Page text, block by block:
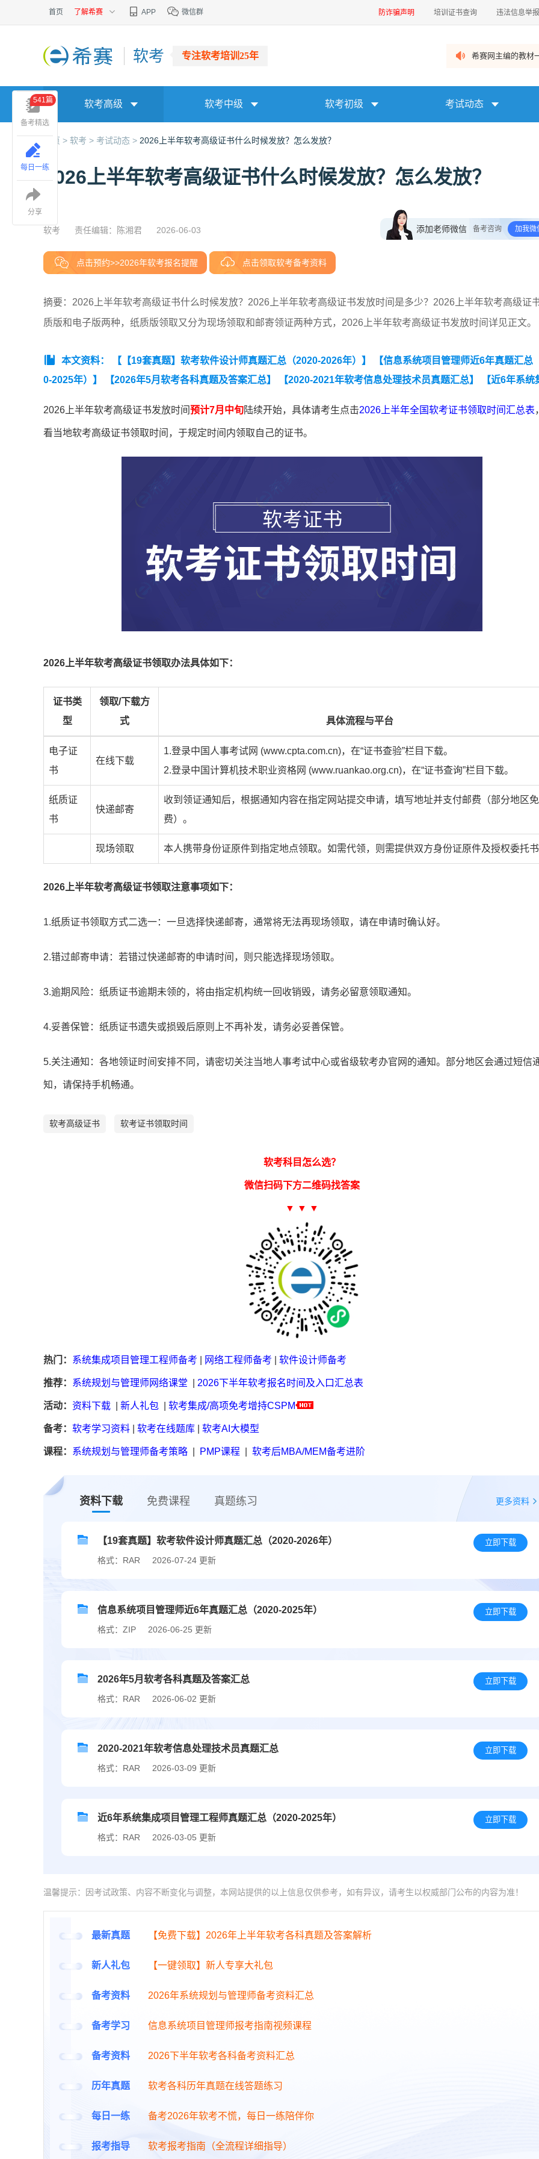
首页 了解希赛 APP 微信群 防诈骗声明 培训证书查询 违法信息举报
软考 专注软考培训25年 希赛网主编的教材
软考高级 软考中级 软考初级 考试动态
首页 > 软考 > 考试动态 > 2026上半年软考高级证书什么时候发放？怎么发放？
2026上半年软考高级证书什么时候发放？怎么发放？
软考 责任编辑：陈湘君 2026-06-03 添加老师微信 备考咨询 加我微
点击预约>>2026年软考报名提醒 点击领取软考备考资料
摘要：2026上半年软考高级证书什么时候发放？2026上半年软考高级证书发放时间是多少？2026上半年软考高级证
质版和电子版两种，纸质版领取又分为现场领取和邮寄领证两种方式，2026上半年软考高级证书发放时间详见正文。
本文资料： 【【19套真题】软考软件设计师真题汇总（2020-2026年）】
【信息系统项目管理师近6年真题汇总
0-2025年）】
【2026年5月软考各科真题及答案汇总】 【2020-2021年软考信息处理技术员真题汇总】
【近6年系统
2026上半年软考高级证书发放时间预计7月中旬陆续开始，具体请考生点击2026上半年全国软考证书领取时间汇总表
看当地软考高级证书领取时间，于规定时间内领取自己的证书。
2026上半年软考高级证书领取办法具体如下：
证书类
型
领取/下载方
式
具体流程与平台
电子证
书
在线下载
1.登录中国人事考试网 (www.cpta.com.cn)，在“证书查验”栏目下载。
2.登录中国计算机技术职业资格网 (www.ruankao.org.cn)，在“证书查询”栏目下载。
纸质证
书
快递邮寄
收到领证通知后，根据通知内容在指定网站提交申请，填写地址并支付邮费（部分地区免
费）。
现场领取 本人携带身份证原件到指定地点领取。如需代领，则需提供双方身份证原件及授权委托
2026上半年软考高级证书领取注意事项如下：
1.纸质证书领取方式二选一：一旦选择快递邮寄，通常将无法再现场领取，请在申请时确认好。
2.错过邮寄申请：若错过快递邮寄的申请时间，则只能选择现场领取。
3.逾期风险：纸质证书逾期未领的，将由指定机构统一回收销毁，请务必留意领取通知。
4.妥善保管：纸质证书遗失或损毁后原则上不再补发，请务必妥善保管。
5.关注通知：各地领证时间安排不同，请密切关注当地人事考试中心或省级软考办官网的通知。部分地区会通过短信
知，请保持手机畅通。
软考高级证书 软考证书领取时间
软考科目怎么选？
微信扫码下方二维码找答案
▼ ▼ ▼
热门： 系统集成项目管理工程师备考 网络工程师备考 软件设计师备考
推荐： 系统规划与管理师网络课堂 2026下半年软考报名时间及入口汇总表
活动： 资料下载 新人礼包 软考集成/高项免考增持CSPM
备考： 软考学习资料 软考在线题库 软考AI大模型
课程： 系统规划与管理师备考策略 PMP课程 软考后MBA/MEM备考进阶
资料下载 免费课程 真题练习 更多资料
【19套真题】软考软件设计师真题汇总（2020-2026年）
格式：RAR 2026-07-24 更新
立即下载
信息系统项目管理师近6年真题汇总（2020-2025年）
格式：ZIP 2026-06-25 更新
立即下载
2026年5月软考各科真题及答案汇总
格式：RAR 2026-06-02 更新
立即下载
2020-2021年软考信息处理技术员真题汇总
格式：RAR 2026-03-09 更新
立即下载
近6年系统集成项目管理工程师真题汇总（2020-2025年）
格式：RAR 2026-03-05 更新
立即下载
温馨提示：因考试政策、内容不断变化与调整，本网站提供的以上信息仅供参考，如有异议，请考生以权威部门公布的内容为准！
最新真题 【免费下载】2026年上半年软考各科真题及答案解析
新人礼包 【一键领取】新人专享大礼包
备考资料 2026年系统规划与管理师备考资料汇总
备考学习 信息系统项目管理师报考指南视频课程
备考资料 2026下半年软考各科备考资料汇总
历年真题 软考各科历年真题在线答题练习
每日一练 备考2026年软考不慌，每日一练陪伴你
报考指导 软考报考指南（全流程详细指导）
备考精选
541篇
每日一练
分享